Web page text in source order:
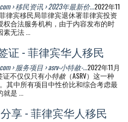
› 移民资讯 › 2023年最新价...2022年11
律宾移民局菲律宾退休署菲律宾投资
合法服务机构，由于内容发布的时
无法 ...
证 - 菲律宾华人移民
› 服务项目 › asrv-小特赦-...2022年11月
证不仅仅只有小特赦（ASRV）这一种
。其中所有项目中性价比和综合考虑最
是 ...
享 - 菲律宾华人移民